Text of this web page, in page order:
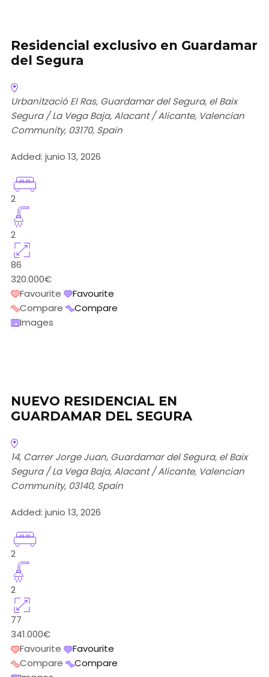
Residencial exclusivo en Guardamar
del Segura
Urbanització El Ras, Guardamar del Segura, el Baix
Segura / La Vega Baja, Alacant / Alicante, Valencian
Community, 03170, Spain
Added: junio 13, 2026
2
2
86
320.000€
Favourite
Favourite
Compare
Compare
Images
NUEVO RESIDENCIAL EN
GUARDAMAR DEL SEGURA
14, Carrer Jorge Juan, Guardamar del Segura, el Baix
Segura / La Vega Baja, Alacant / Alicante, Valencian
Community, 03140, Spain
Added: junio 13, 2026
2
2
77
341.000€
Favourite
Favourite
Compare
Compare